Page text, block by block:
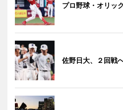
プロ野球・オリッ
佐野日大、２回戦